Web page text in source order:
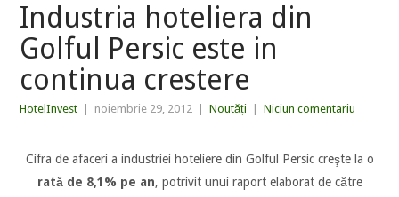
Industria hoteliera din
Golful Persic este in
continua crestere
HotelInvest noiembrie 29, 2012 Noutăți Niciun comentariu
Cifra de afaceri a industriei hoteliere din Golful Persic creşte la o
rată de 8,1% pe an, potrivit unui raport elaborat de către